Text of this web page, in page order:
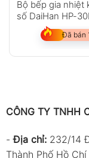
Bộ bếp gia nhiệt
số DaiHan HP-
(380°C)
Đã bán
CÔNG TY TNHH
-Địa chỉ: 232/14
Thành Phố Hồ